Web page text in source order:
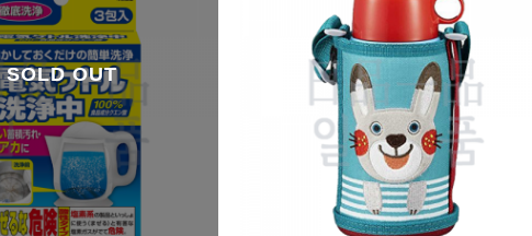
SOLD OUT